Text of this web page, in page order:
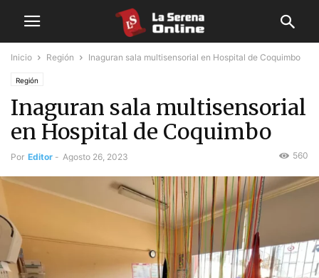
Inicio Región Inaguran sala multisensorial en Hospital de Coquimbo
Región
Inaguran sala multisensorial
en Hospital de Coquimbo
Por Editor - Agosto 26, 2023 560